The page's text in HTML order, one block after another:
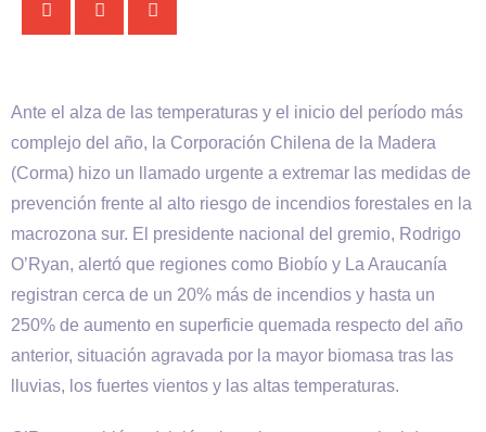
Ante el alza de las temperaturas y el inicio del período más
complejo del año, la Corporación Chilena de la Madera
(Corma) hizo un llamado urgente a extremar las medidas de
prevención frente al alto riesgo de incendios forestales en la
macrozona sur. El presidente nacional del gremio, Rodrigo
O’Ryan, alertó que regiones como Biobío y La Araucanía
registran cerca de un 20% más de incendios y hasta un
250% de aumento en superficie quemada respecto del año
anterior, situación agravada por la mayor biomasa tras las
lluvias, los fuertes vientos y las altas temperaturas.